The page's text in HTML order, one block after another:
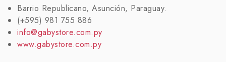
Barrio Republicano, Asunción, Paraguay.
(+595) 981 755 886
info@gabystore.com.py
www.gabystore.com.py